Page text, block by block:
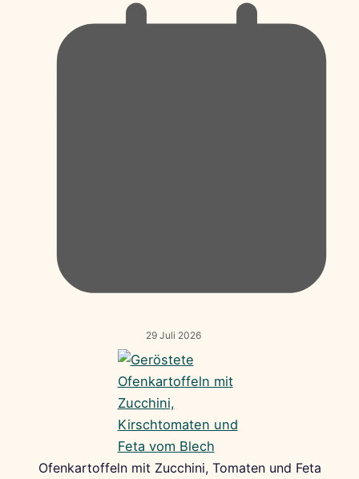
29 Juli 2026
Ofenkartoffeln mit Zucchini, Tomaten und Feta